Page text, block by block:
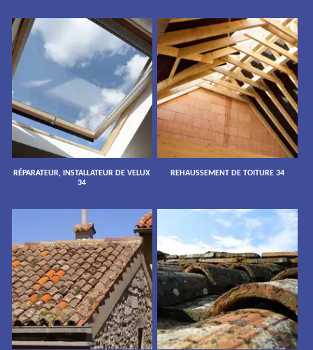
RÉPARATEUR, INSTALLATEUR DE VELUX
34
REHAUSSEMENT DE TOITURE 34